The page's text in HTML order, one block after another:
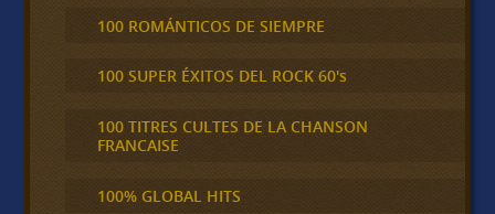
100 ROMÁNTICOS DE SIEMPRE
100 SUPER ÉXITOS DEL ROCK 60's
100 TITRES CULTES DE LA CHANSON
FRANCAISE
100% GLOBAL HITS